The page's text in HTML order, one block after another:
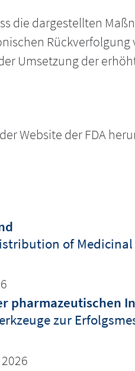
die dargestellten
Umsetzung der
Website der FDA
of
pharmazeutischen
zur